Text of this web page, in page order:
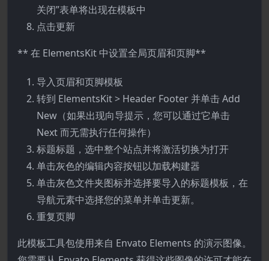
关闭”表单将出现在模板中
点击更新
** 在 ElementsKit 中设置全局页眉和页脚**
导入页眉和页脚模板
转到 ElementsKit > Header Footer 并单击 Add
New（如果出现向导提示，您可以通过它单击
Next 而无需执行任何操作）
标题标题，选中整个站点并将激活切换为打开
单击灰色的编辑内容按钮以加载构建器
单击灰色文件夹图标并选择要导入的标题模板，在
导航元素中选择您的菜单并单击更新。
重复页脚
此模板工具包使用来自 Envato Elements 的演示图像。